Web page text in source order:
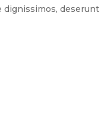
dignissimos, deserunt